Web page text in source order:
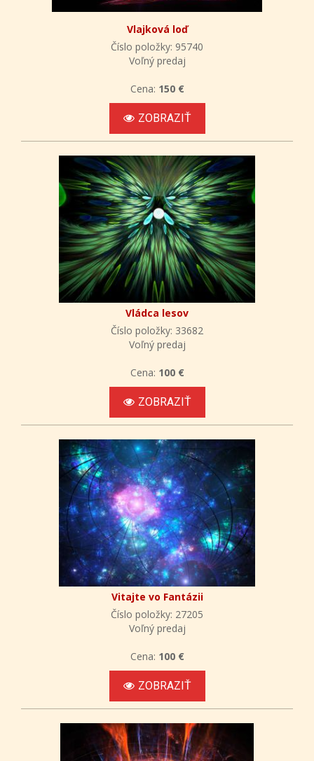
Vlajková loď
Číslo položky: 95740
Voľný predaj
Cena: 150 €
ZOBRAZIŤ
Vládca lesov
Číslo položky: 33682
Voľný predaj
Cena: 100 €
ZOBRAZIŤ
Vitajte vo Fantázii
Číslo položky: 27205
Voľný predaj
Cena: 100 €
ZOBRAZIŤ